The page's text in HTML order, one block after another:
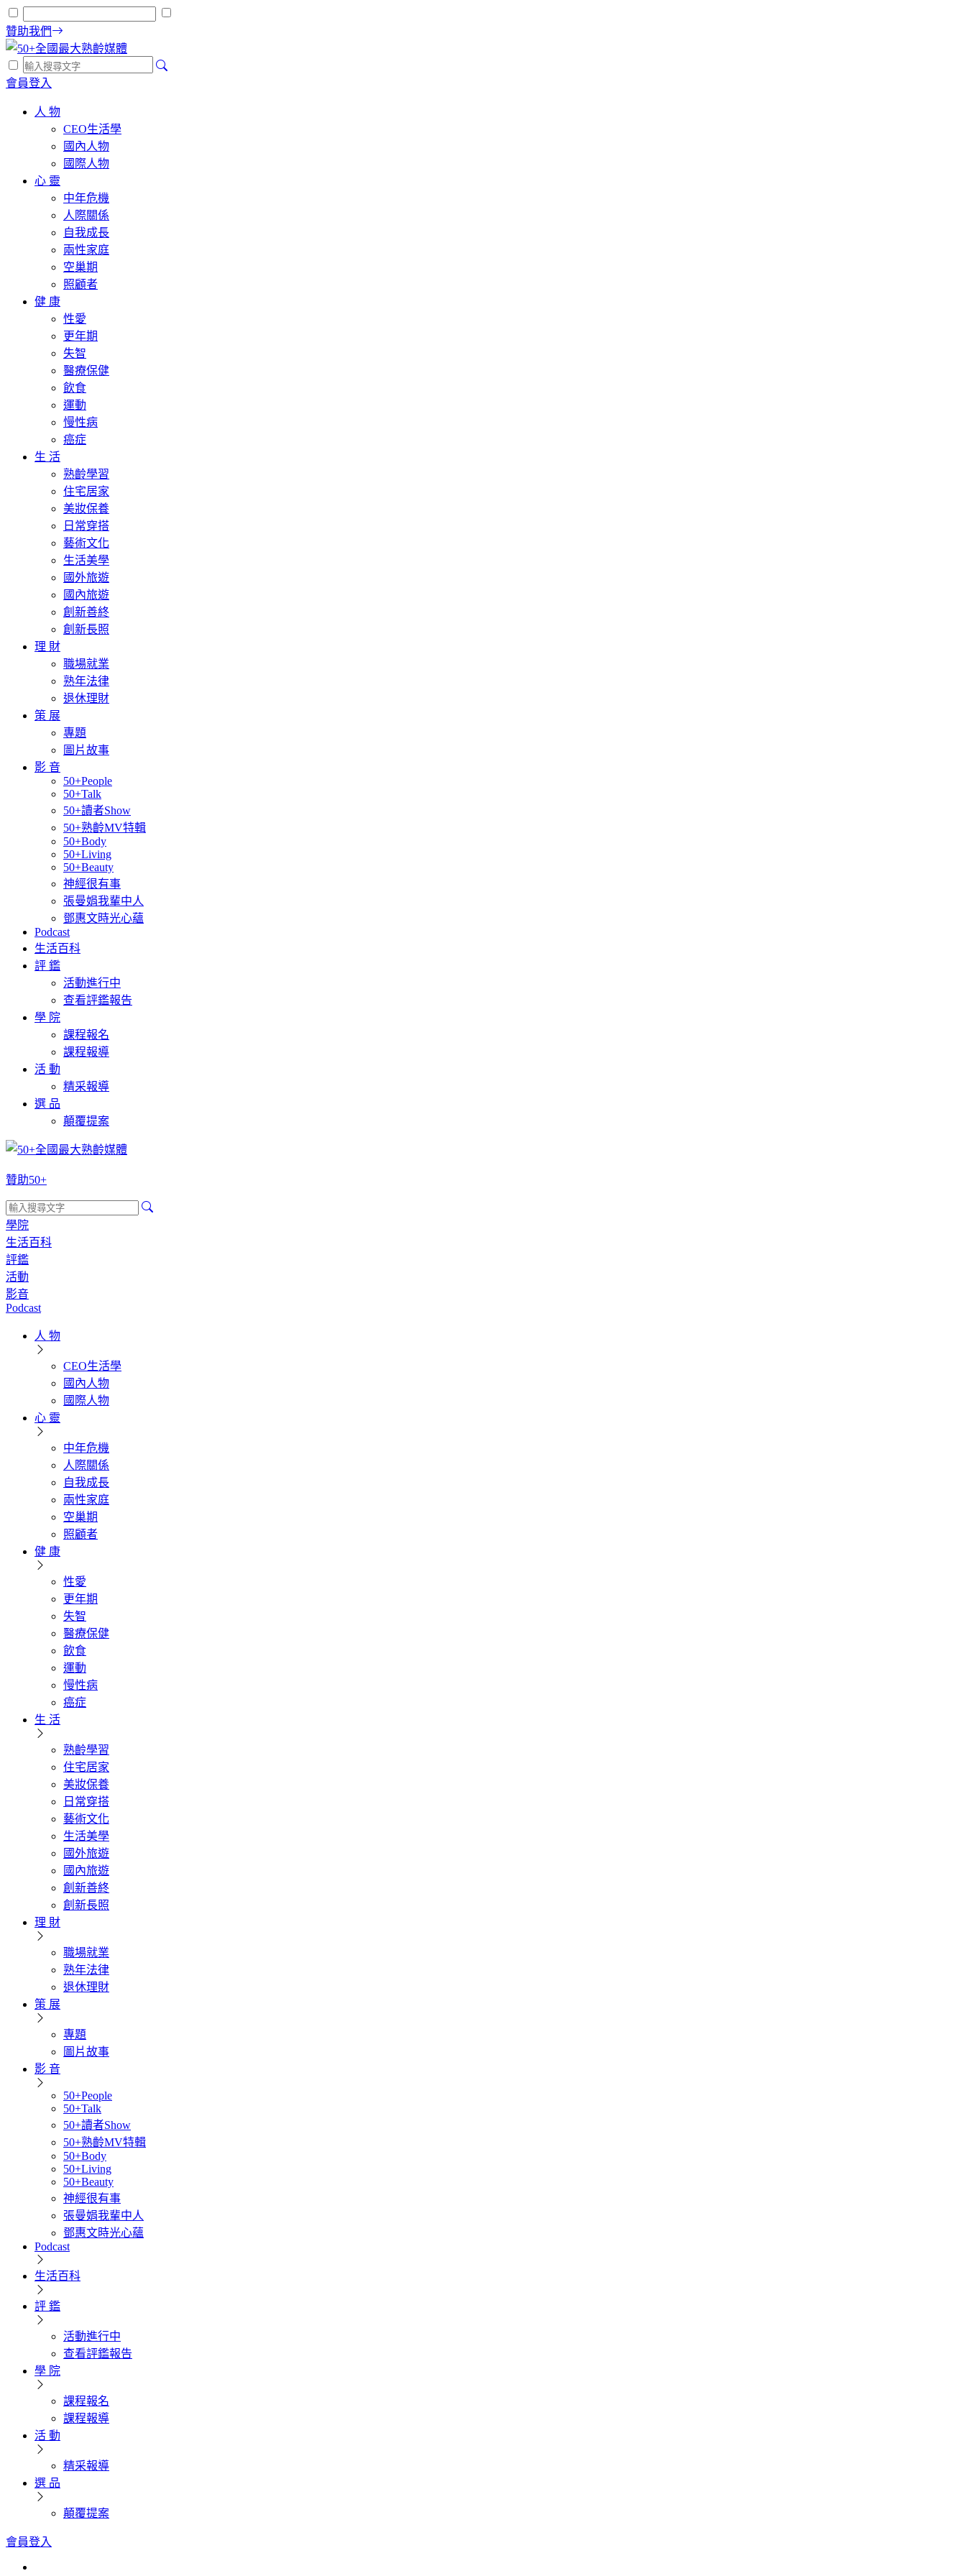
贊助我們
會員登入
人 物
CEO生活學
國內人物
國際人物
心 靈
中年危機
人際關係
自我成長
兩性家庭
空巢期
照顧者
健 康
性愛
更年期
失智
醫療保健
飲食
運動
慢性病
癌症
生 活
熟齡學習
住宅居家
美妝保養
日常穿搭
藝術文化
生活美學
國外旅遊
國內旅遊
創新善終
創新長照
理 財
職場就業
熟年法律
退休理財
策 展
專題
圖片故事
影 音
50+People
50+Talk
50+讀者Show
50+熟齡MV特輯
50+Body
50+Living
50+Beauty
神經很有事
張曼娟我輩中人
鄧惠文時光心蘊
Podcast
生活百科
評 鑑
活動進行中
查看評鑑報告
學 院
課程報名
課程報導
活 動
精采報導
選 品
顛覆提案
贊助50+
學院
生活百科
評鑑
活動
影音
Podcast
人 物
CEO生活學
國內人物
國際人物
心 靈
中年危機
人際關係
自我成長
兩性家庭
空巢期
照顧者
健 康
性愛
更年期
失智
醫療保健
飲食
運動
慢性病
癌症
生 活
熟齡學習
住宅居家
美妝保養
日常穿搭
藝術文化
生活美學
國外旅遊
國內旅遊
創新善終
創新長照
理 財
職場就業
熟年法律
退休理財
策 展
專題
圖片故事
影 音
50+People
50+Talk
50+讀者Show
50+熟齡MV特輯
50+Body
50+Living
50+Beauty
神經很有事
張曼娟我輩中人
鄧惠文時光心蘊
Podcast
生活百科
評 鑑
活動進行中
查看評鑑報告
學 院
課程報名
課程報導
活 動
精采報導
選 品
顛覆提案
會員登入